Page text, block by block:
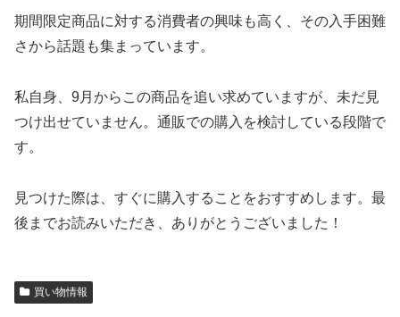
期間限定商品に対する消費者の興味も高く、その入手困難
さから話題も集まっています。
私自身、9月からこの商品を追い求めていますが、未だ見
つけ出せていません。通販での購入を検討している段階で
す。
見つけた際は、すぐに購入することをおすすめします。最
後までお読みいただき、ありがとうございました！
買い物情報